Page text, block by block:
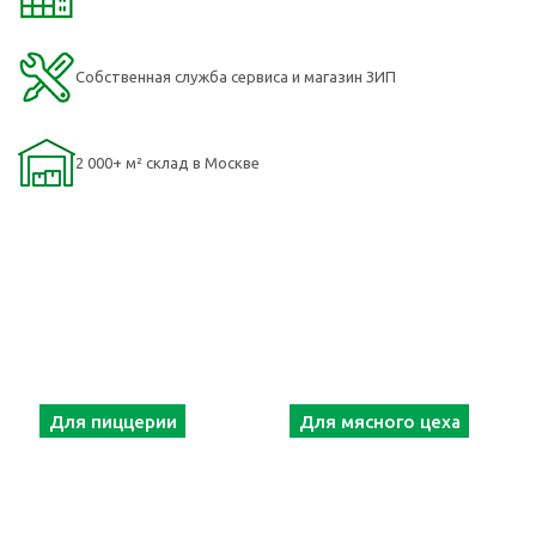
Собственная служба сервиса и магазин ЗИП
2 000+ м² склад в Москве
Для пиццерии Для мясного цеха